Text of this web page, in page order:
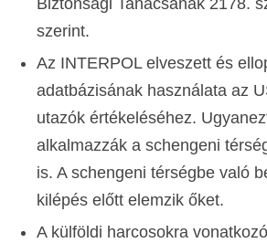
szerint.
Az INTERPOL elveszett és
adatbázisának használata az
utazók értékeléséhez.
alkalmazzák a schengeni
is. A schengeni térségbe való
kilépés előtt elemzik őket.
A külföldi harcosokra